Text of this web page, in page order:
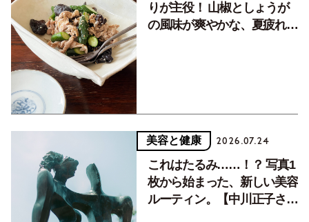
りが主役！ 山椒としょうが
の風味が爽やかな、夏疲れを
美容と健康 2026.07.24
これはたるみ……！？ 写真1
枚から始まった、新しい美容
ルーティン。【中川正子さん